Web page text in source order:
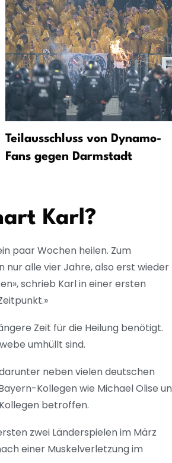
Teilausschluss von Dynamo-
Fans gegen Darmstadt
Karl?
paar Wochen heilen. Zum
nur alle vier Jahre, also erst wieder
schrieb Karl in einer ersten
Zeit für die Heilung benötigt.
umhüllt sind.
neben vielen deutschen
Kollegen wie Michael Olise
betroffen.
zwei Länderspielen im März
einer Muskelverletzung im